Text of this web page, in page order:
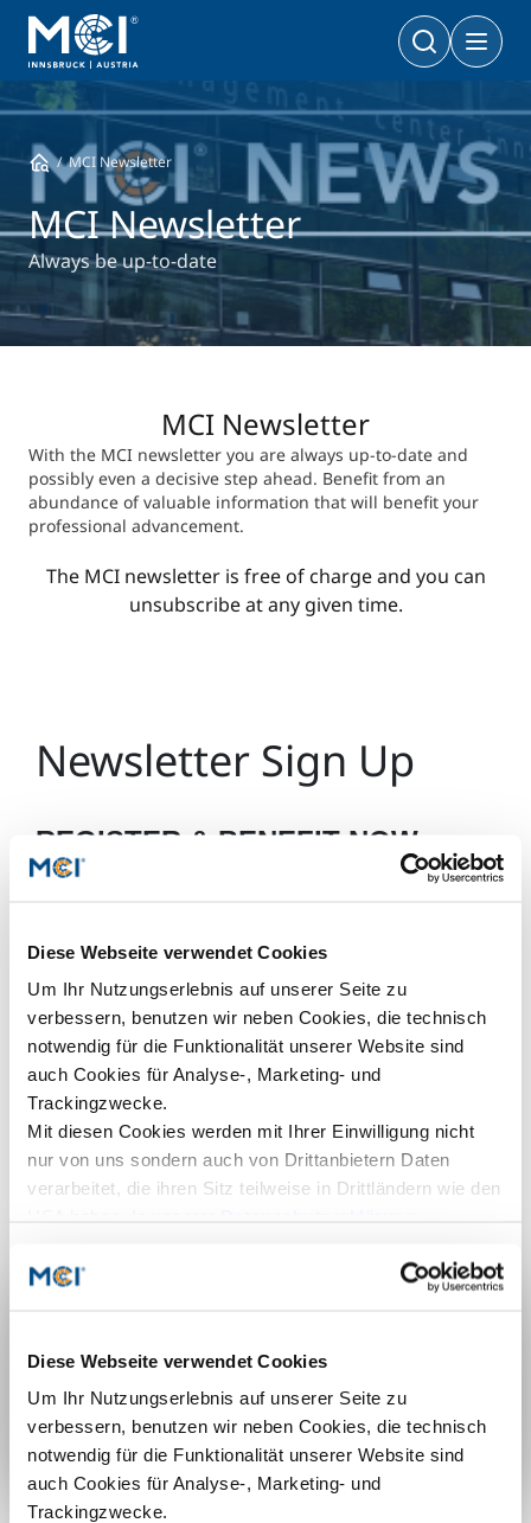
Diese Webseite verwendet Cookies
Um Ihr Nutzungserlebnis auf unserer Seite zu
verbessern, benutzen wir neben Cookies, die technisch
notwendig für die Funktionalität unserer Website sind
auch Cookies für Analyse-, Marketing- und
Trackingzwecke.
Bachelor
Management & Society
Technology & Life Sciences
Management & Society
Technology & Life Sciences
Part-time Studies
A Program that fits you
International
Mobility, Full Studies, Short Programs
Business & Society
Technology & Life Sciences
Doctoral Programs
Entrepreneurship & Start-ups
Research at MCI
Doctoral Programs
PhD | DBA
Executive Master
MBA | MSc (CE) | LL.M.
Certificate Courses
Micro Degrees
Masterclasses
Management Seminars
Tailored Programs
Executive Education Finder
MCI Newsletter
MCI Newsletter
Always be up-to-date
MCI Newsletter
With the MCI newsletter you are always up-to-date and
possibly even a decisive step ahead. Benefit from an
abundance of valuable information that will benefit your
professional advancement.
The MCI newsletter is free of charge and you can
unsubscribe at any given time.